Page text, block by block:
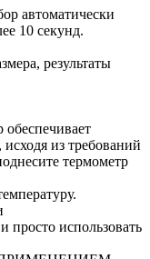
автоматически
10 секунд.
результаты
из требований
термометр
просто использовать